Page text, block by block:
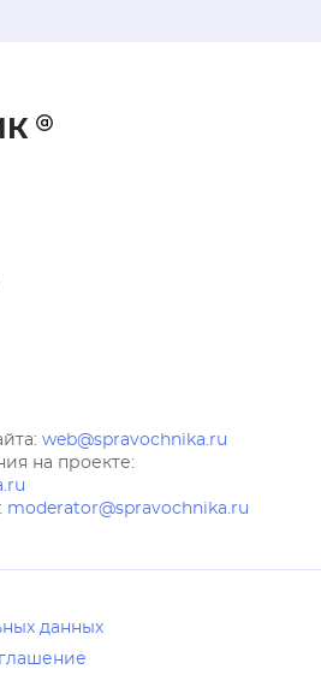
web@spravochnika.ru
на проекте:
moderator@spravochnika.ru
данных